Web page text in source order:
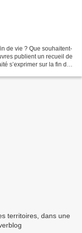
de vie ? Que souhaitent-
publient un recueil de
s’exprimer sur la fin de
territoires, dans une